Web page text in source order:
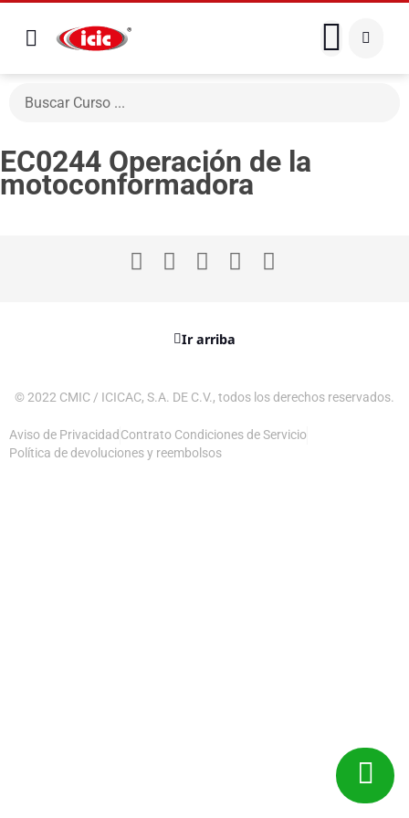
EC0244 Operación de la
motoconformadora
Ir arriba
© 2022 CMIC / ICICAC, S.A. DE C.V., todos los derechos reservados.
Aviso de Privacidad Contrato Condiciones de Servicio
Política de devoluciones y reembolsos